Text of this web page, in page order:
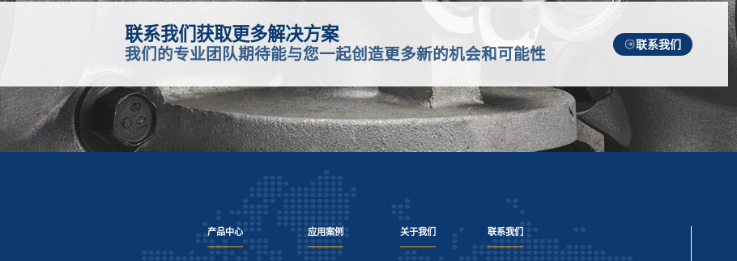
联系我们获取更多解决方案
我们的专业团队期待能与您一起创造更多新的机会和可能性
联系我们
产品中心 应用案例 关于我们 联系我们